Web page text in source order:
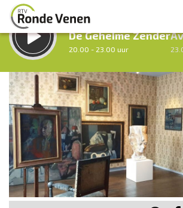
LUISTER LIVE:
De Geheime Zender
20.00 - 23.00 uur
Vorig uur uur 1 van 0
Inklappen